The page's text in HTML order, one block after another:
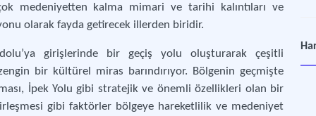
medeniyetten kalma mimari ve tarihi kalıntıları ve
olarak fayda getirecek illerden biridir.
girişlerinde bir geçiş yolu oluşturarak çeşitli
bir kültürel miras barındırıyor. Bölgenin geçmişte
İpek Yolu gibi stratejik ve önemli özellikleri olan bir
gibi faktörler bölgeye hareketlilik ve medeniyet